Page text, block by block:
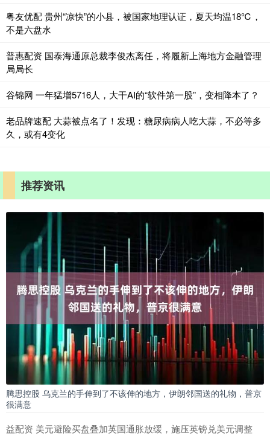
粤友优配 贵州“凉快”的小县，被国家地理认证，夏天均温18℃，
不是六盘水
普惠配资 国泰海通原总裁李俊杰离任，将履新上海地方金融管理
局局长
谷锦网 一年猛增5716人，大干AI的“软件第一股”，变相降本了？
老品牌速配 大蒜被点名了！发现：糖尿病病人吃大蒜，不必等多
久，或有4变化
推荐资讯
腾思控股 乌克兰的手伸到了不该伸的地方，伊朗邻国送的礼物，普京
很满意
益配资 美元避险买盘叠加英国通胀放缓，施压英镑兑美元调整